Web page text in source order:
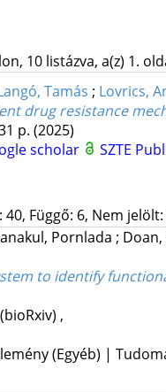
10 listázva, a(z) 1.
Tamás ; Lovrics,
drug resistance
p. (2025)
scholar
SZTE
Függő: 6, Nem
Pornlada ; Doan,
to identify
,
(Egyéb) |